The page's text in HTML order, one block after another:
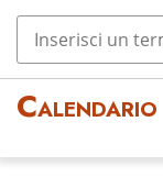
Calendario